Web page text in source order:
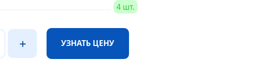
4 шт.
УЗНАТЬ ЦЕНУ